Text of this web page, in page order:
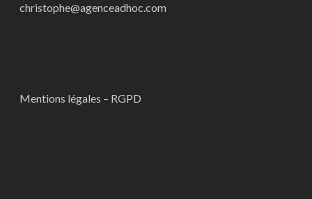
christophe@agenceadhoc.com
Mentions légales – RGPD